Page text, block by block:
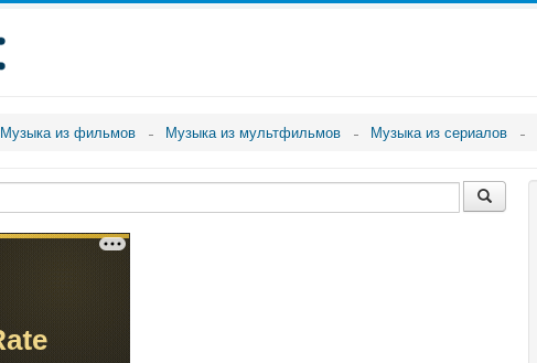
Музыка из фильмов Музыка из мультфильмов Музыка из сериалов